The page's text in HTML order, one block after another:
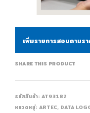
เพิ่มรายการสอบถามรา
SHARE THIS PRODUCT
รหัสสินค้า: AT93182
หมวดหมู่: ARTEC, DATA